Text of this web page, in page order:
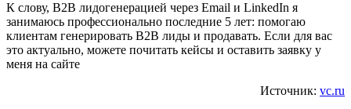
К слову, В2В лидогенерацией через Email и LinkedIn я
занимаюсь профессионально последние 5 лет: помогаю
клиентам генерировать В2В лиды и продавать. Если для вас
это актуально, можете почитать кейсы и оставить заявку у
меня на сайте
Источник: vc.ru